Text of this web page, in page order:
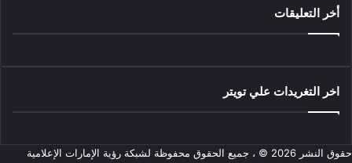
أخر التعليقات
اخر التغريدات علي تويتر
حقوق النشر 2026 © ، جميع الحقوق محفوظة لشبكة رؤية الإمارات الإعلامية